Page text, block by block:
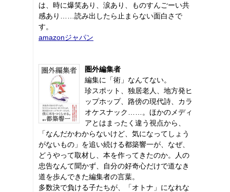
は、時に爆笑あり、涙あり、ものすんごーい共
感あり……読み出したら止まらない面白さで
す。
amazonジャパン
圏外編集者
編集に「術」なんてない。
珍スポット、独居老人、地方発ヒ
ップホップ、路傍の現代詩、カラ
オケスナック……。ほかのメディ
アとはまったく違う視点から、
「なんだかわからないけど、気になってしょう
がないもの」を追い続ける都築響一が、なぜ、
どうやって取材し、本を作ってきたのか。人の
忠告なんて聞かず、自分の好奇心だけで道なき
道を歩んできた編集者の言葉。
多数決で負ける子たちが、「オトナ」になれな